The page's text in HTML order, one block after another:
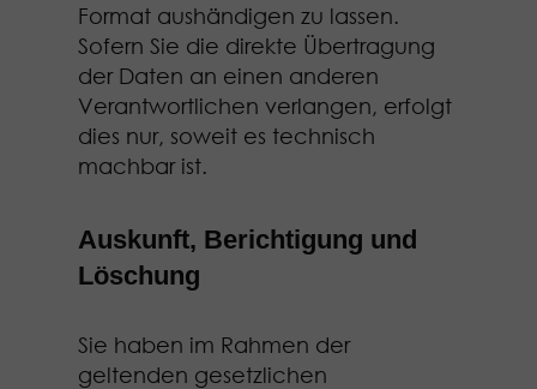
Format aushändigen zu lassen.
Sofern Sie die direkte Übertragung
der Daten an einen anderen
Verantwortlichen verlangen, erfolgt
dies nur, soweit es technisch
machbar ist.
Auskunft, Berichtigung und
Löschung
Sie haben im Rahmen der
geltenden gesetzlichen